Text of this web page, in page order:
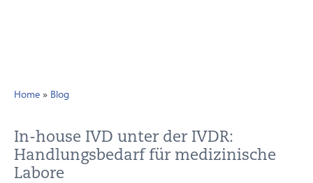
Home » Blog
In-house IVD unter der IVDR:
Handlungsbedarf für medizinische
Labore